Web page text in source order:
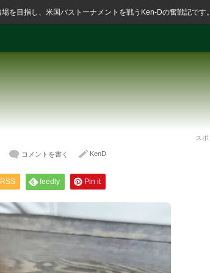
を目指し、米国バストーナメントを戦うKen-Dの奮戦記です
コメントを書く KenD
RSS feedly Pin it
ス